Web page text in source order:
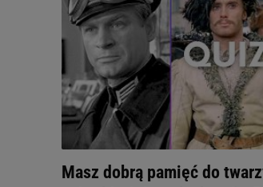
Masz dobrą pamięć do